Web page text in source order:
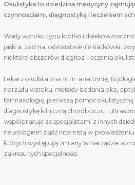
Okulistyka to dziedzina medycyny
czynnościami, diagnostyką i leczeniem
Wady wzroku typu krótko i
jaskra, zaćma, odwarstwienie siatkówki,
niektóre obszarów diagnoz i leczenia
Lekarz okulista zna m.in. anatomię,
narządu wzroku, metody badania oka,
farmakologię, pierwszą pomoc okulistyczną
diagnostykę kliniczną chorób oczu i
współpracuje ze specjalistami z innych
neurologiem bądź internistą w
których występują zmiany w narządzie
zakresu tych specjalności.